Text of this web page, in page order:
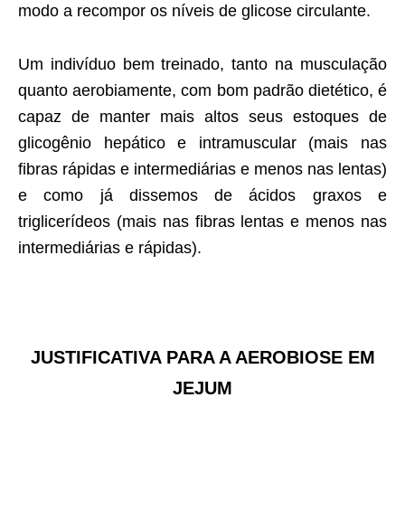
modo a recompor os níveis de glicose circulante.
Um indivíduo bem treinado, tanto na musculação
quanto aerobiamente, com bom padrão dietético, é
capaz de manter mais altos seus estoques de
glicogênio hepático e intramuscular (mais nas
fibras rápidas e intermediárias e menos nas lentas)
e como já dissemos de ácidos graxos e
triglicerídeos (mais nas fibras lentas e menos nas
intermediárias e rápidas).
JUSTIFICATIVA PARA A AEROBIOSE EM
JEJUM